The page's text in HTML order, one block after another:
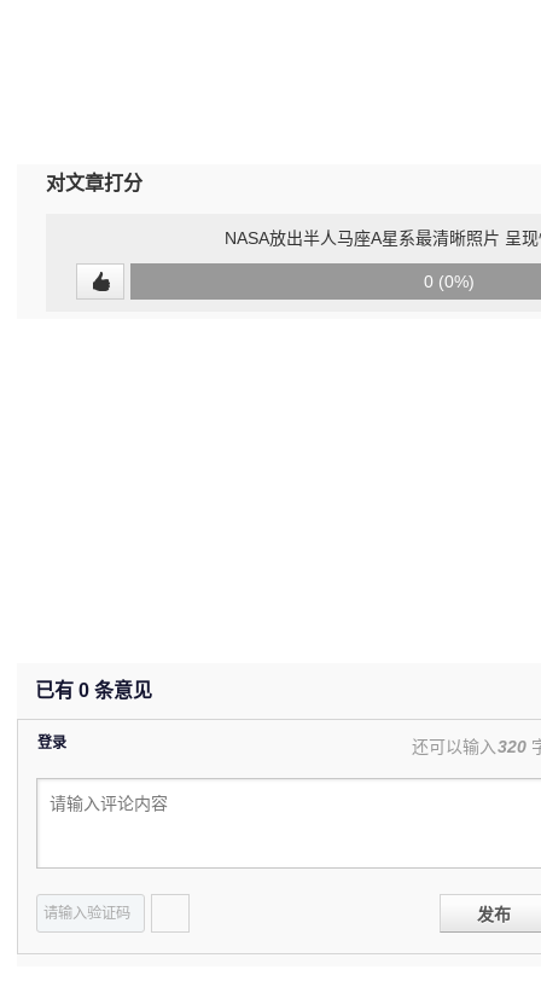
对文章打分
NASA放出半人马座A星系最清晰照片 呈
0 (0%)
已有 0 条意见
登录 还可以输入320
发布